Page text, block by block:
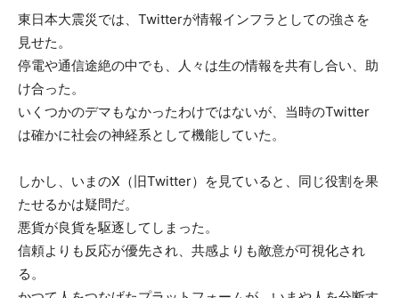
東日本大震災では、Twitterが情報インフラとしての強さを
見せた。
停電や通信途絶の中でも、人々は生の情報を共有し合い、助
け合った。
いくつかのデマもなかったわけではないが、当時のTwitter
は確かに社会の神経系として機能していた。
しかし、いまのX（旧Twitter）を見ていると、同じ役割を果
たせるかは疑問だ。
悪貨が良貨を駆逐してしまった。
信頼よりも反応が優先され、共感よりも敵意が可視化され
る。